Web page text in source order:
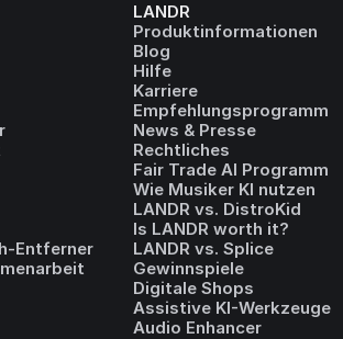
Entferner
LANDR
Produktinformationen
Blog
Hilfe
Karriere
Empfehlungsprogramm
News & Presse
Rechtliches
Fair Trade AI Programm
Wie Musiker KI nutzen
LANDR vs. DistroKid
Is LANDR worth it?
LANDR vs. Splice
Gewinnspiele
Digitale Shops
Assistive KI-Werkzeuge
Audio Enhancer